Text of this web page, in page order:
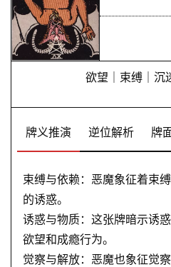
欲望｜束缚｜沉
牌义推演 逆位解析 牌
束缚与依赖：恶魔象征着束
的诱惑。
诱惑与物质：这张牌暗示诱
欲望和成瘾行为。
觉察与解放：恶魔也象征觉